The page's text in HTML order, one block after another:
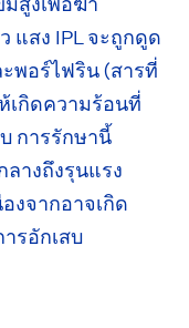
แสง IPL จะถูกดูด
พอร์ไฟริน(สารที่
เกิดความร้อนที่
การรักษานี้
ลางถึงรุนแรง
งจากอาจเกิด
รอักเสบ